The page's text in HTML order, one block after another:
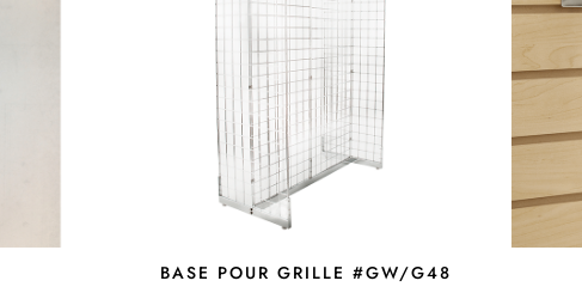
BASE POUR GRILLE #GW/G48